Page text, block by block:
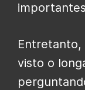
Entretanto,
visto o